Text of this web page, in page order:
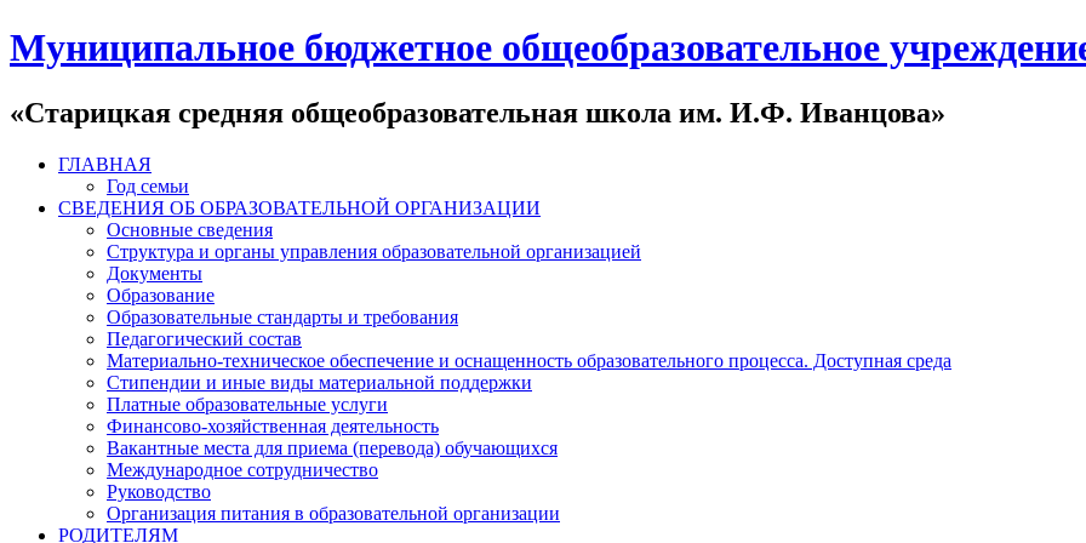
Муниципальное бюджетное общеобразовательное
«Старицкая средняя общеобразовательная школа им. И.Ф. Иванцова»
ГЛАВНАЯ
Год семьи
СВЕДЕНИЯ ОБ ОБРАЗОВАТЕЛЬНОЙ ОРГАНИЗАЦИИ
Основные сведения
Структура и органы управления образовательной организацией
Документы
Образование
Образовательные стандарты и требования
Педагогический состав
Материально-техническое обеспечение и оснащенность образовательного процесса. Доступная среда
Стипендии и иные виды материальной поддержки
Платные образовательные услуги
Финансово-хозяйственная деятельность
Вакантные места для приема (перевода) обучающихся
Международное сотрудничество
Руководство
Организация питания в образовательной организации
РОДИТЕЛЯМ